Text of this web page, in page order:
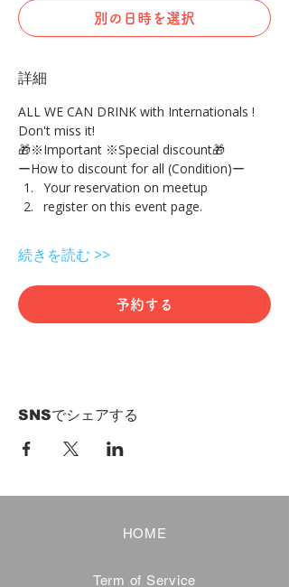
別の日時を選択
詳細
ALL WE CAN DRINK with Internationals !
Don't miss it!
🎁※Important ※Special discount🎁
ーHow to discount for all (Condition)ー
Your reservation on meetup
register on this event page.
続きを読む >>
予約する
SNSでシェアする
HOME
Term of Service